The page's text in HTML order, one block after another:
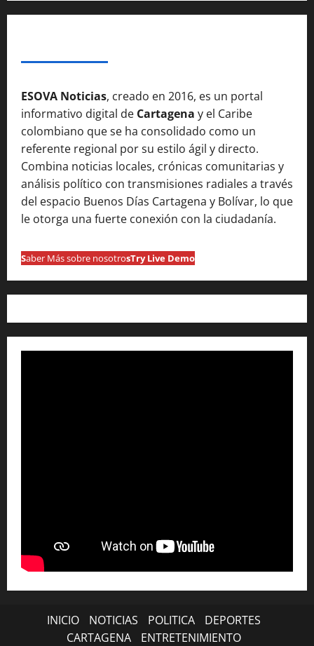
ESOVA Noticias, creado en 2016, es un portal
informativo digital de Cartagena y el Caribe
colombiano que se ha consolidado como un
referente regional por su estilo ágil y directo.
Combina noticias locales, crónicas comunitarias y
análisis político con transmisiones radiales a través
del espacio Buenos Días Cartagena y Bolívar, lo que
le otorga una fuerte conexión con la ciudadanía.
Saber Más sobre nosotrosTry Live Demo
INICIO NOTICIAS POLITICA
DEPORTES
CARTAGENA
ENTRETENIMIENTO